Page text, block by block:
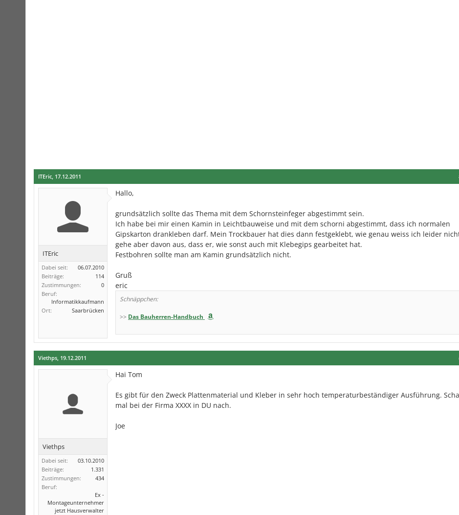
ITEric, 17.12.2011
ITEric
Dabei seit:
06.07.2010
Beiträge:
114
Zustimmungen:
0
Beruf:
Informatikkaufmann
Ort:
Saarbrücken
Hallo,
grundsätzlich sollte das Thema mit dem Schornsteinfeger abgestimmt sein.
Ich habe bei mir einen Kamin in Leichtbauweise und mit dem schorni abgestimmt, dass ich normalen
Gipskarton drankleben darf. Mein Trockbauer hat dies dann festgeklebt, wie genau weiss ich leider
gehe aber davon aus, dass er, wie sonst auch mit Klebegips gearbeitet hat.
Festbohren sollte man am Kamin grundsätzlich nicht.
Gruß
eric
Schnäppchen:
>> Das Bauherren-Handbuch
Viethps, 19.12.2011
Viethps
Dabei seit:
03.10.2010
Beiträge:
1.331
Zustimmungen:
434
Beruf:
Ex -
Montageunternehmer
jetzt Hausverwalter
Hai Tom
Es gibt für den Zweck Plattenmaterial und Kleber in sehr hoch temperaturbeständiger Ausführung.
mal bei der Firma XXXX in DU nach.
Joe